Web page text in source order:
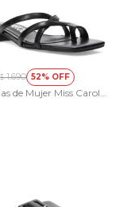
$ 1.690 52
de Mujer Miss Carol